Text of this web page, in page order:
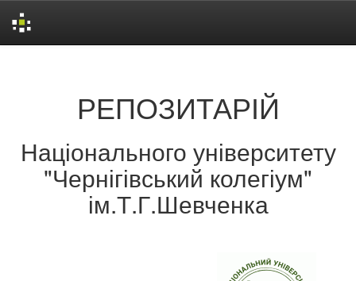
РЕПОЗИТАРІЙ
Національного університету
"Чернігівський колегіум"
ім.Т.Г.Шевченка